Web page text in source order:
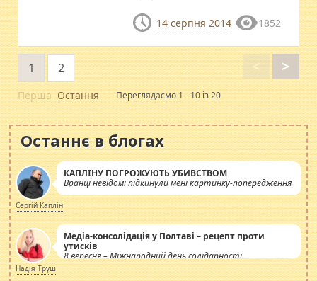
14 серпня 2014 1852
Перша
<
1 2 >
Остання Переглядаємо 1 - 10 із 20
Останнє в блогах
КАПЛІНУ ПОГРОЖУЮТЬ УБИВСТВОМ
Вранці невідомі підкинули мені картинку-попередження
Сергій Каплін
Медіа-консолідація у Полтаві – рецепт проти
утисків
8 вересня – Міжнародний день солідарності
журналістів.
Надія Труш